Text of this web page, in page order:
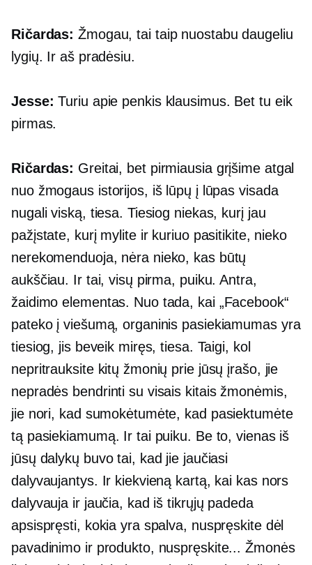
Ričardas: Žmogau, tai taip nuostabu daugeliu
lygių. Ir aš pradėsiu.
Jesse: Turiu apie penkis klausimus. Bet tu eik
pirmas.
Ričardas: Greitai, bet pirmiausia grįšime atgal
nuo žmogaus istorijos, iš lūpų į lūpas visada
nugali viską, tiesa. Tiesiog niekas, kurį jau
pažįstate, kurį mylite ir kuriuo pasitikite, nieko
nerekomenduoja, nėra nieko, kas būtų
aukščiau. Ir tai, visų pirma, puiku. Antra,
žaidimo elementas. Nuo tada, kai „Facebook“
pateko į viešumą, organinis pasiekiamumas yra
tiesiog, jis beveik miręs, tiesa. Taigi, kol
nepritrauksite kitų žmonių prie jūsų įrašo, jie
nepradės bendrinti su visais kitais žmonėmis,
jie nori, kad sumokėtumėte, kad pasiektumėte
tą pasiekiamumą. Ir tai puiku. Be to, vienas iš
jūsų dalykų buvo tai, kad jie jaučiasi
dalyvaujantys. Ir kiekvieną kartą, kai kas nors
dalyvauja ir jaučia, kad iš tikrųjų padeda
apsispręsti, kokia yra spalva, nuspręskite dėl
pavadinimo ir produkto, nuspręskite... Žmonės